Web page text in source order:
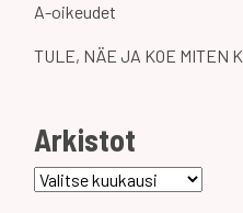
A-oikeudet
TULE, NÄE JA KOE MITEN
Arkistot
Arkistot